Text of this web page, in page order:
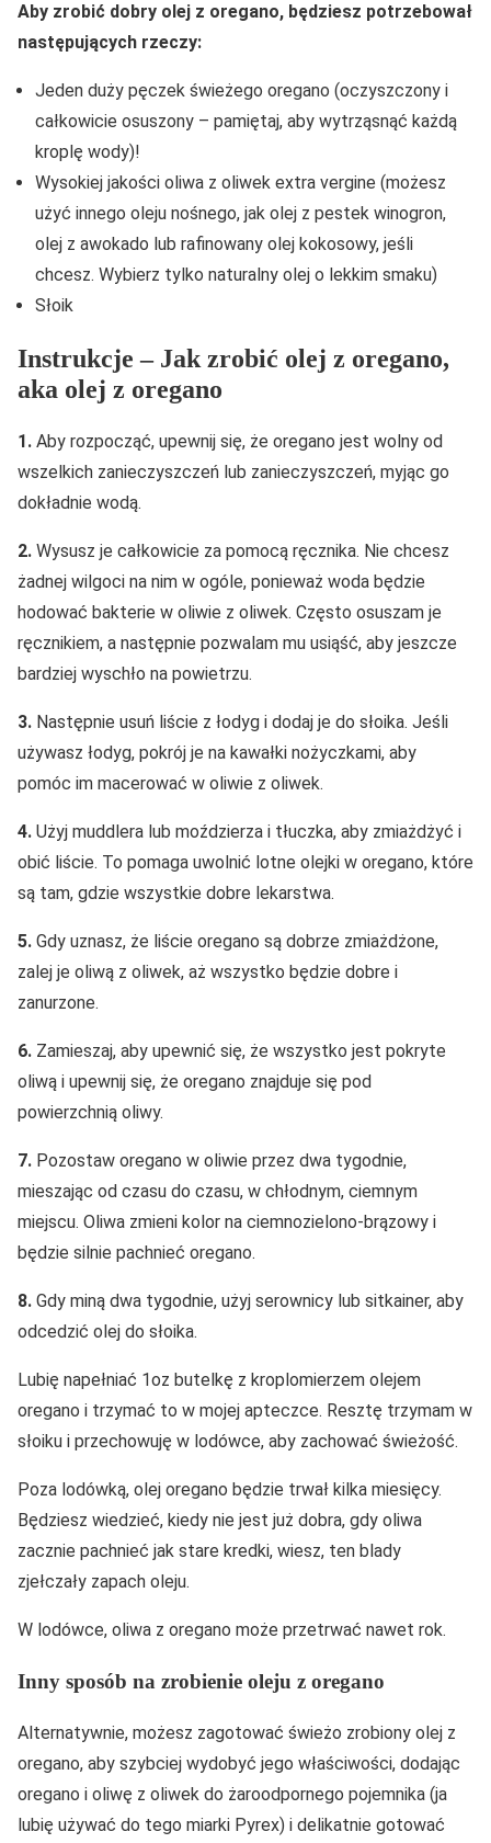
Aby zrobić dobry olej z oregano, będziesz potrzebował
następujących rzeczy:
Jeden duży pęczek świeżego oregano (oczyszczony i
całkowicie osuszony – pamiętaj, aby wytrząsnąć każdą
kroplę wody)!
Wysokiej jakości oliwa z oliwek extra vergine (możesz
użyć innego oleju nośnego, jak olej z pestek winogron,
olej z awokado lub rafinowany olej kokosowy, jeśli
chcesz. Wybierz tylko naturalny olej o lekkim smaku)
Słoik
Instrukcje – Jak zrobić olej z oregano,
aka olej z oregano
1. Aby rozpocząć, upewnij się, że oregano jest wolny od
wszelkich zanieczyszczeń lub zanieczyszczeń, myjąc go
dokładnie wodą.
2. Wysusz je całkowicie za pomocą ręcznika. Nie chcesz
żadnej wilgoci na nim w ogóle, ponieważ woda będzie
hodować bakterie w oliwie z oliwek. Często osuszam je
ręcznikiem, a następnie pozwalam mu usiąść, aby jeszcze
bardziej wyschło na powietrzu.
3. Następnie usuń liście z łodyg i dodaj je do słoika. Jeśli
używasz łodyg, pokrój je na kawałki nożyczkami, aby
pomóc im macerować w oliwie z oliwek.
4. Użyj muddlera lub moździerza i tłuczka, aby zmiażdżyć i
obić liście. To pomaga uwolnić lotne olejki w oregano, które
są tam, gdzie wszystkie dobre lekarstwa.
5. Gdy uznasz, że liście oregano są dobrze zmiażdżone,
zalej je oliwą z oliwek, aż wszystko będzie dobre i
zanurzone.
6. Zamieszaj, aby upewnić się, że wszystko jest pokryte
oliwą i upewnij się, że oregano znajduje się pod
powierzchnią oliwy.
7. Pozostaw oregano w oliwie przez dwa tygodnie,
mieszając od czasu do czasu, w chłodnym, ciemnym
miejscu. Oliwa zmieni kolor na ciemnozielono-brązowy i
będzie silnie pachnieć oregano.
8. Gdy miną dwa tygodnie, użyj serownicy lub sitkainer, aby
odcedzić olej do słoika.
Lubię napełniać 1oz butelkę z kroplomierzem olejem
oregano i trzymać to w mojej apteczce. Resztę trzymam w
słoiku i przechowuję w lodówce, aby zachować świeżość.
Poza lodówką, olej oregano będzie trwał kilka miesięcy.
Będziesz wiedzieć, kiedy nie jest już dobra, gdy oliwa
zacznie pachnieć jak stare kredki, wiesz, ten blady
zjełczały zapach oleju.
W lodówce, oliwa z oregano może przetrwać nawet rok.
Inny sposób na zrobienie oleju z oregano
Alternatywnie, możesz zagotować świeżo zrobiony olej z
oregano, aby szybciej wydobyć jego właściwości, dodając
oregano i oliwę z oliwek do żaroodpornego pojemnika (ja
lubię używać do tego miarki Pyrex) i delikatnie gotować